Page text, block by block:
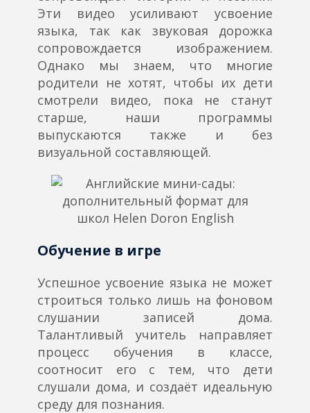
Эти видео усиливают усвоение
языка, так как звуковая дорожка
сопровождается изображением.
Однако мы знаем, что многие
родители не хотят, чтобы их дети
смотрели видео, пока не станут
старше, наши программы
выпускаются также и без
визуальной составляющей.
Обучение в игре
Успешное усвоение языка не может
строиться только лишь на фоновом
слушании записей дома.
Талантливый учитель направляет
процесс обучения в классе,
соотносит его с тем, что дети
слушали дома, и создаёт идеальную
среду для познания.